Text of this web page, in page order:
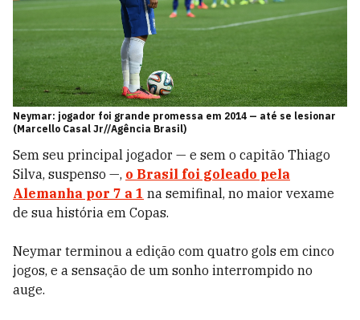
Neymar: jogador foi grande promessa em 2014 — até se lesionar
(Marcello Casal Jr//Agência Brasil)
Sem seu principal jogador — e sem o capitão Thiago
Silva, suspenso —, o Brasil foi goleado pela
Alemanha por 7 a 1 na semifinal, no maior vexame
de sua história em Copas.
Neymar terminou a edição com quatro gols em cinco
jogos, e a sensação de um sonho interrompido no
auge.